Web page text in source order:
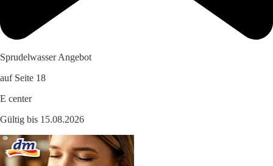
Sprudelwasser Angebot
auf Seite 18
E center
Gültig bis 15.08.2026